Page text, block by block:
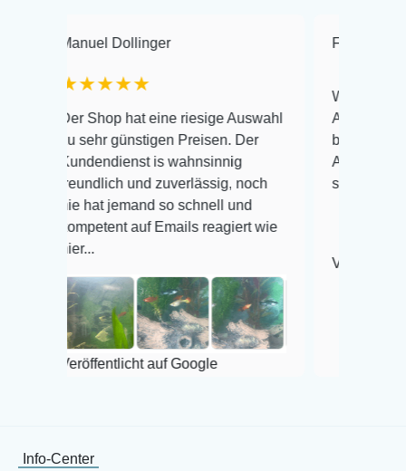
Dollinger
Shop hat eine riesige Auswahl
sehr günstigen Preisen. Der
is wahnsinnig
und zuverlässig, noch
hat jemand so schnell und
auf Emails reagiert wie
auf Google
Frank Hackmayer
Warenanlieferung Top
Auswahl plus
befinden der Fische
Alles ist quick
super Zustand. Gerne
Veröffentlicht auf
Info-Center